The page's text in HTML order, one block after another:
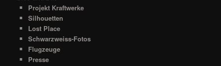
Projekt Kraftwerke
Silhouetten
Lost Place
Schwarzweiss-Fotos
Flugzeuge
Presse